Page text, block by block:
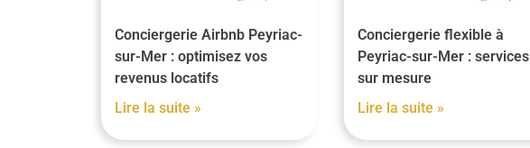
Conciergerie Airbnb Peyriac-
sur-Mer : optimisez vos
revenus locatifs
Lire la suite »
Conciergerie flexible à
Peyriac-sur-Mer : services
sur mesure
Lire la suite »